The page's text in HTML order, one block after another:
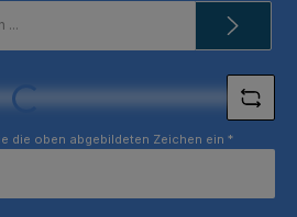
Loading...
die oben abgebildeten Zeichen ein *